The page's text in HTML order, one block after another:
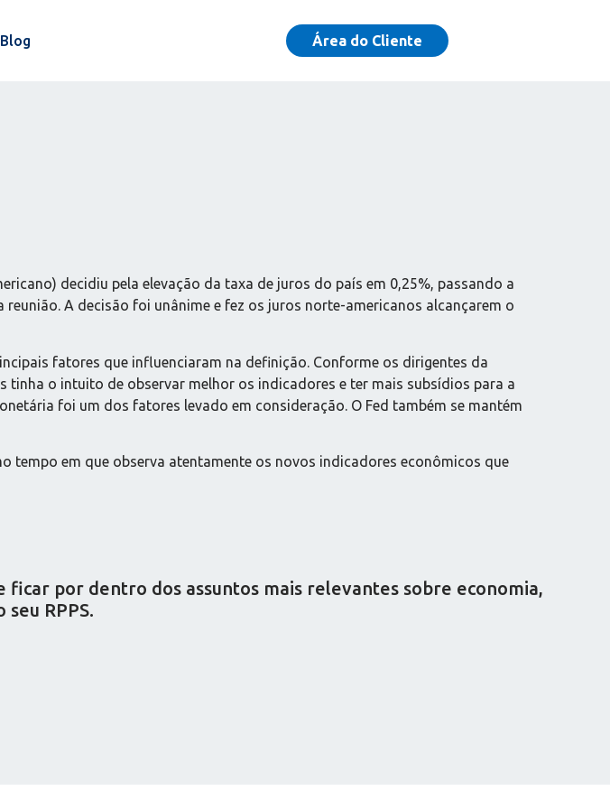
Blog Área do Cliente
decidiu pela elevação da taxa de juros do país em 0,25%, passando a
A decisão foi unânime e fez os juros norte-americanos alcançarem o
fatores que influenciaram na definição. Conforme os dirigentes da
o intuito de observar melhor os indicadores e ter mais subsídios para a
foi um dos fatores levado em consideração. O Fed também se mantém
tempo em que observa atentamente os novos indicadores econômicos que
ficar por dentro dos assuntos mais relevantes sobre economia,
RPPS.